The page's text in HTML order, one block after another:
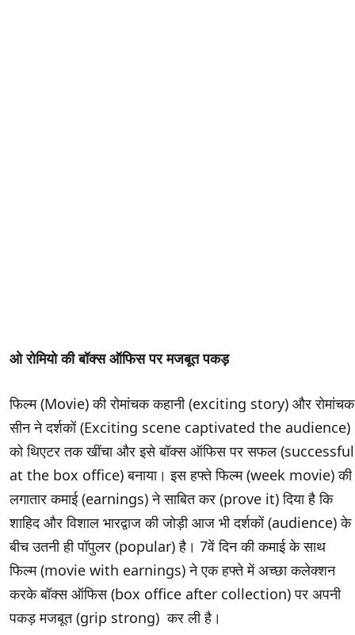
ओ रोमियो की बॉक्स ऑफिस पर मजबूत पकड़
फिल्म (Movie) की रोमांचक कहानी (exciting story) और रोमांचक
सीन ने दर्शकों (Exciting scene captivated the audience)
को थिएटर तक खींचा और इसे बॉक्स ऑफिस पर सफल (successful
at the box office) बनाया। इस हफ्ते फिल्म (week movie) की
लगातार कमाई (earnings) ने साबित कर (prove it) दिया है कि
शाहिद और विशाल भारद्वाज की जोड़ी आज भी दर्शकों (audience) के
बीच उतनी ही पॉपुलर (popular) है। 7वें दिन की कमाई के साथ
फिल्म (movie with earnings) ने एक हफ्ते में अच्छा कलेक्शन
करके बॉक्स ऑफिस (box office after collection) पर अपनी
पकड़ मजबूत (grip strong) कर ली है।